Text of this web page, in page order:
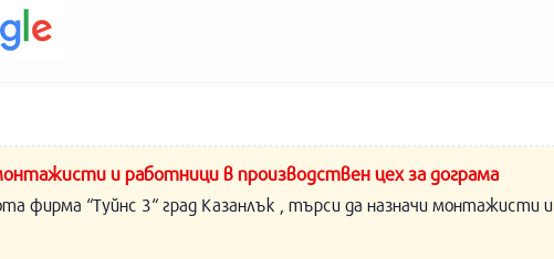
и работници в производствен цех за дограма
фирма “Туйнс 3“ град Казанлък , търси да назначи монтажисти